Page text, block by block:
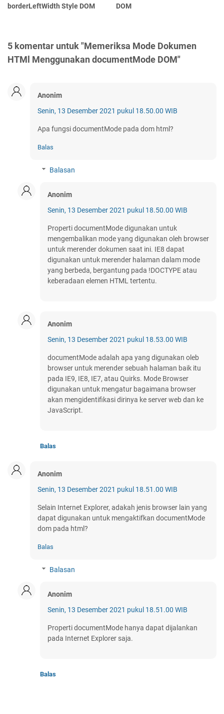
borderLeftWidth Style DOM DOM
5 komentar untuk "Memeriksa Mode Dokumen
HTMl Menggunakan documentMode DOM"
Anonim
Senin, 13 Desember 2021 pukul 18.50.00 WIB
Apa fungsi documentMode pada dom html?
Balas
Balasan
Anonim
Senin, 13 Desember 2021 pukul 18.50.00 WIB
Properti documentMode digunakan untuk
mengembalikan mode yang digunakan oleh browser
untuk merender dokumen saat ini. IE8 dapat
digunakan untuk merender halaman dalam mode
yang berbeda, bergantung pada !DOCTYPE atau
keberadaan elemen HTML tertentu.
Anonim
Senin, 13 Desember 2021 pukul 18.53.00 WIB
documentMode adalah apa yang digunakan oleb
browser untuk merender sebuah halaman baik itu
pada IE9, IE8, IE7, atau Quirks. Mode Browser
digunakan untuk mengatur bagaimana browser
akan mengidentifikasi dirinya ke server web dan ke
JavaScript.
Balas
Anonim
Senin, 13 Desember 2021 pukul 18.51.00 WIB
Selain Internet Explorer, adakah jenis browser lain yang
dapat digunakan untuk mengaktifkan documentMode
dom pada html?
Balas
Balasan
Anonim
Senin, 13 Desember 2021 pukul 18.51.00 WIB
Properti documentMode hanya dapat dijalankan
pada Internet Explorer saja.
Balas